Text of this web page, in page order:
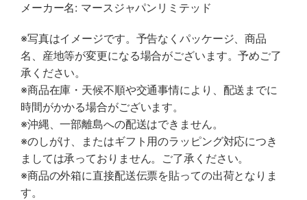
メーカー名: マースジャパンリミテッド
※写真はイメージです。予告なくパッケージ、商品
名、産地等が変更になる場合がございます。予めご了
承ください。
※商品在庫・天候不順や交通事情により、配送までに
時間がかかる場合がございます。
※沖縄、一部離島への配送はできません。
※のしがけ、またはギフト用のラッピング対応につき
ましては承っておりません。ご了承ください。
※商品の外箱に直接配送伝票を貼っての出荷となりま
す。